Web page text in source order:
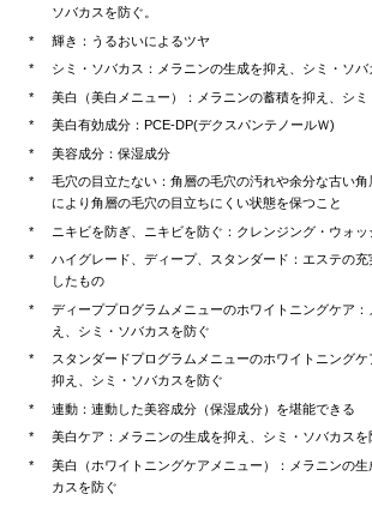
ソバカスを防ぐ。
輝き：うるおいによるツヤ
シミ・ソバカス：メラニンの生成を抑え、シミ・ソバ
美白（美白メニュー）：メラニンの蓄積を抑え、シミ
美白有効成分：PCE-DP(デクスパンテノールＷ)
美容成分：保湿成分
毛穴の目立たない：角層の毛穴の汚れや余分な古い
により角層の毛穴の目立ちにくい状態を保つこと
ニキビを防ぎ、ニキビを防ぐ：クレンジング・ウォ
ハイグレード、ディープ、スタンダード：エステの
したもの
ディーププログラムメニューのホワイトニングケア
え、シミ・ソバカスを防ぐ
スタンダードプログラムメニューのホワイトニング
抑え、シミ・ソバカスを防ぐ
連動：連動した美容成分（保湿成分）を堪能できる
美白ケア：メラニンの生成を抑え、シミ・ソバカスを
美白（ホワイトニングケアメニュー）：メラニンの
カスを防ぐ